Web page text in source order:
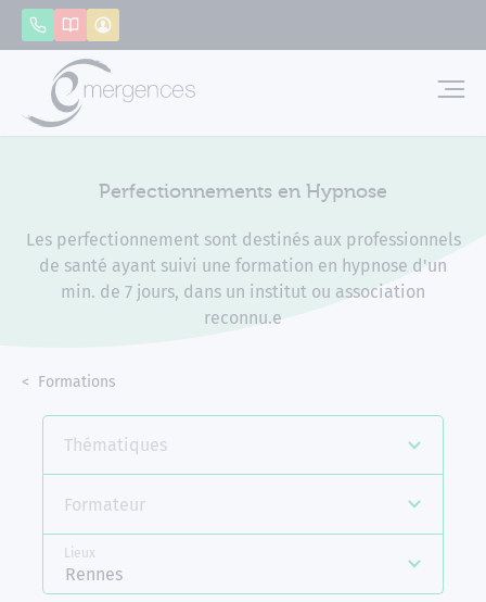
AppelerCatalogue
Perfectionnements en Hypnose
Les perfectionnement sont destinés aux professionnels
de santé ayant suivi une formation en hypnose d'un
min. de 7 jours, dans un institut ou association
reconnu.e
Accueil
Formations
Thématiques
Formateur
Lieux
Rennes
Panneau de gestion des cookies